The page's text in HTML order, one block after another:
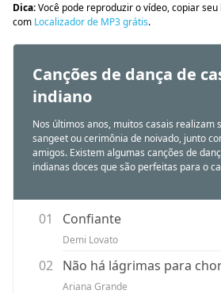
Dica:Você pode reproduzir o vídeo, copiar
com Localizador de MP3 grátis.
Canções de dança de
indiano
Nos últimos anos, muitos casais realizam
sangeet ou cerimônia de noivado, junto
amigos. Existem algumas canções de
indianas doces que são perfeitas para o
01 Confiante
Demi Lovato
02 Não há lágrimas para
Ariana Grande